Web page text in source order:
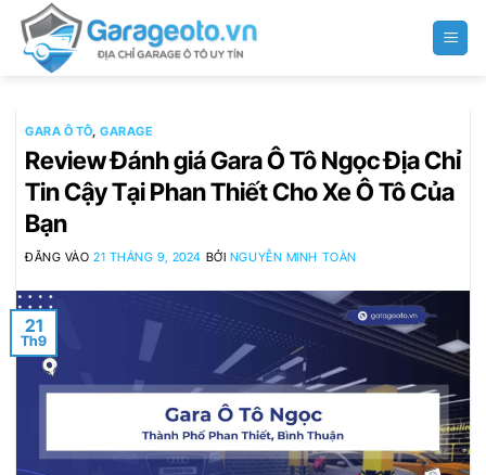
qua
GARA Ô TÔ,GARAGE
Review Đánh giá Gara Ô Tô Ngọc Địa Chỉ
Tin Cậy Tại Phan Thiết Cho Xe Ô Tô Của
Bạn
ĐĂNG VÀO21 THÁNG 9, 2024 BỞI NGUYỄN MINH TOÀN
21
Th9